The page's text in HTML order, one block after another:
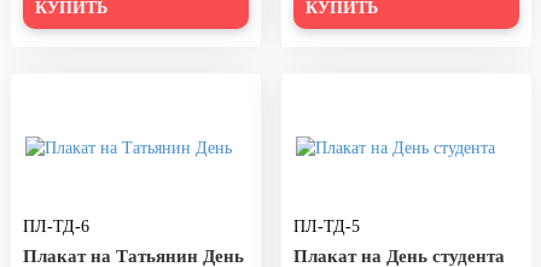
Отечества
Апрель, Месячник по
КУПИТЬ КУПИТЬ
ПЛ-ТД-6
Плакат на Татьянин День
ПЛ-ТД-5
Плакат на День студента